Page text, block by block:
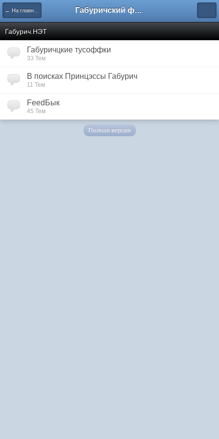
← На главную Габуричский форум
Габурич.НЭТ
Габуричцкие тусоффки
33 Тем
В поисках Принцэссы Габурич
11 Тем
FeedБык
45 Тем
Полная версия